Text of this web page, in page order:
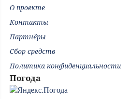
О проекте
Контакты
Партнёры
Сбор средств
Политика конфиденциальности
Погода